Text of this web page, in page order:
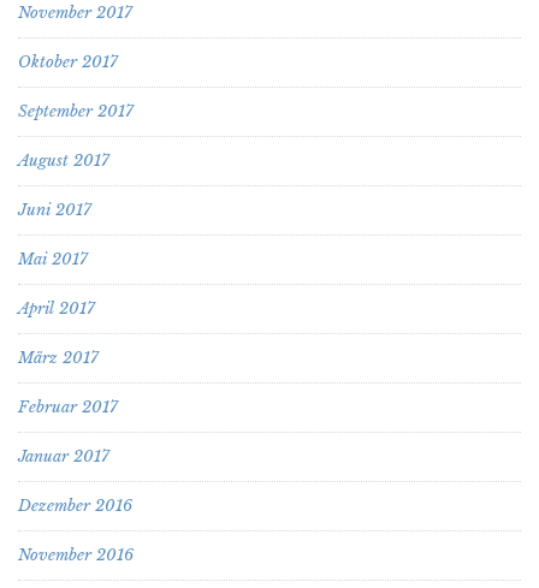
November 2017
Oktober 2017
September 2017
August 2017
Juni 2017
Mai 2017
April 2017
März 2017
Februar 2017
Januar 2017
Dezember 2016
November 2016